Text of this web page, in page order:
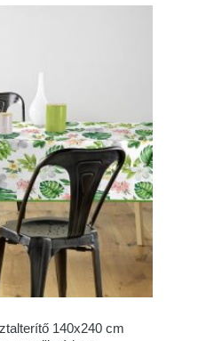
140x240 cm